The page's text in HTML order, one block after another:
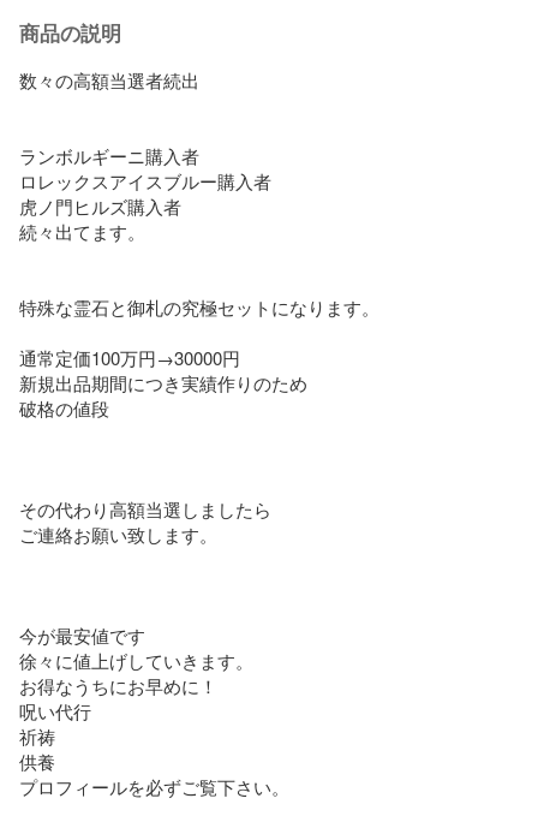
商品の説明
数々の高額当選者続出
ランボルギーニ購入者
ロレックスアイスブルー購入者
虎ノ門ヒルズ購入者
続々出てます。
特殊な霊石と御札の究極セットになります。
通常定価100万円→30000円
新規出品期間につき実績作りのため
破格の値段
その代わり高額当選しましたら
ご連絡お願い致します。
今が最安値です
徐々に値上げしていきます。
お得なうちにお早めに！
呪い代行
祈祷
供養
プロフィールを必ずご覧下さい。